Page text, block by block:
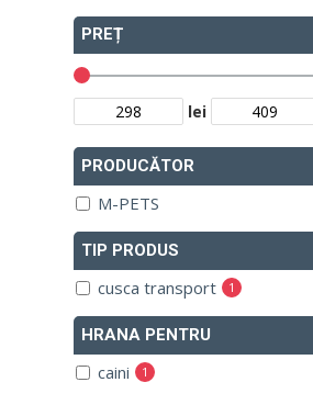
PREȚ
lei
PRODUCĂTOR
M-PETS
HRANA PENTRU
caini 1
TIP PRODUS
cusca transport 1